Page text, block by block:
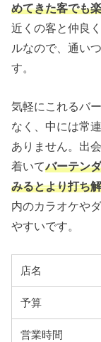
めてきた客でも
近くの客と仲良
ルなので、通い
す。
気軽にこれるバ
なく、中には常
ありません。出
着いてバーテン
みるとより打ち
内のカラオケや
やすいです。
店名
予算
営業時間